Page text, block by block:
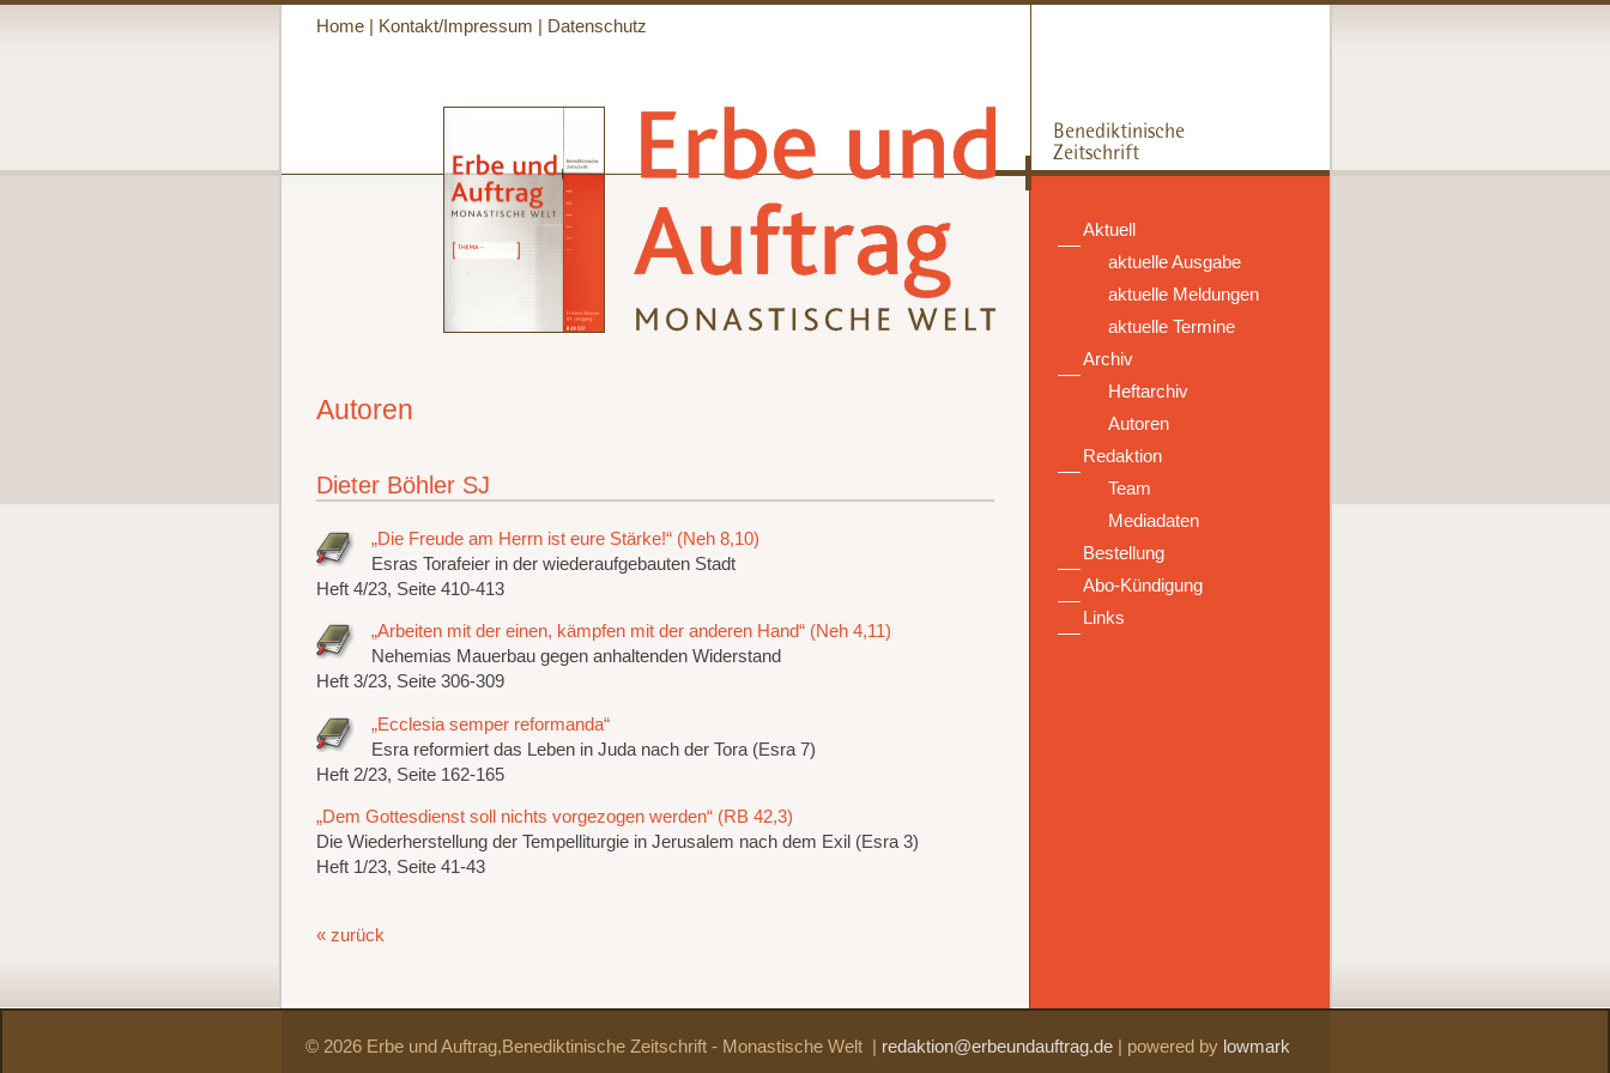
Home| Kontakt/Impressum Datenschutz
Aktuell
aktuelle Ausgabe
aktuelle Meldungen
aktuelle Termine
Archiv
Heftarchiv
Autoren
Redaktion
Team
Mediadaten
Bestellung
Abo-Kündigung
Links
Autoren
Dieter Böhler SJ
„Die Freude am Herrn ist eure Stärke!“ (Neh 8,10)
Esras Torafeier in der wiederaufgebauten Stadt
Heft 4/23, Seite 410-413
„Arbeiten mit der einen, kämpfen mit der anderen Hand“ (Neh 4,11)
Nehemias Mauerbau gegen anhaltenden Widerstand
Heft 3/23, Seite 306-309
„Ecclesia semper reformanda“
Esra reformiert das Leben in Juda nach der Tora (Esra 7)
Heft 2/23, Seite 162-165
„Dem Gottesdienst soll nichts vorgezogen werden“ (RB 42,3)
Die Wiederherstellung der Tempelliturgie in Jerusalem nach dem Exil (Esra 3)
Heft 1/23, Seite 41-43
« zurück
© 2026 Erbe und Auftrag,Benediktinische Zeitschrift - Monastische Welt redaktion@erbeundauftrag.de| powered by lowmark